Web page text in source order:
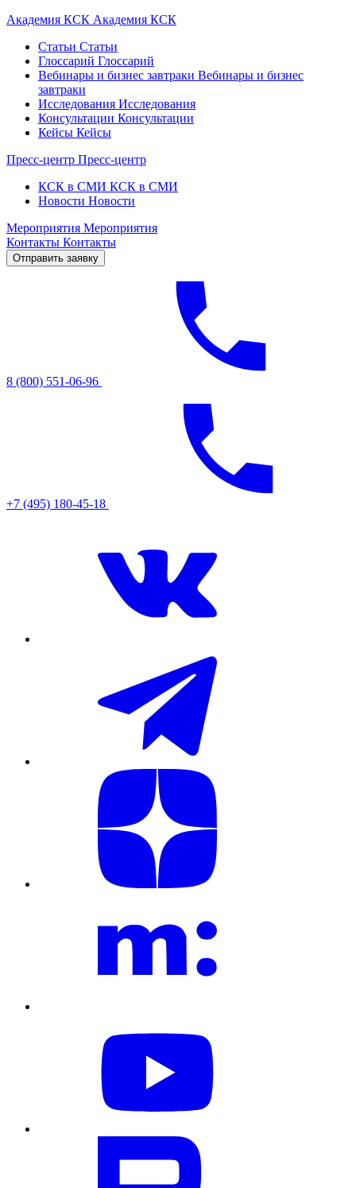
Академия КСК Академия КСК
Статьи Статьи
Глоссарий Глоссарий
Вебинары и бизнес завтраки Вебинары и бизнес
завтраки
Исследования Исследования
Консультации Консультации
Кейсы Кейсы
Пресс-центр Пресс-центр
КСК в СМИ КСК в СМИ
Новости Новости
Мероприятия Мероприятия
Контакты Контакты
Отправить заявку
8 (800) 551-06-96
+7 (495) 180-45-18